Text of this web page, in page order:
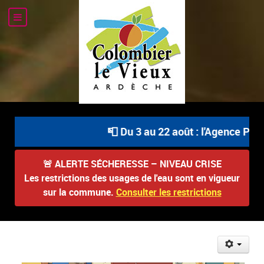
📮 Du 3 au 22 août : l'Agence
🚨 ALERTE SÉCHERESSE – NIVEAU CRISE
Les restrictions des usages de l'eau sont en vigueur
sur la commune. Consulter les restrictions